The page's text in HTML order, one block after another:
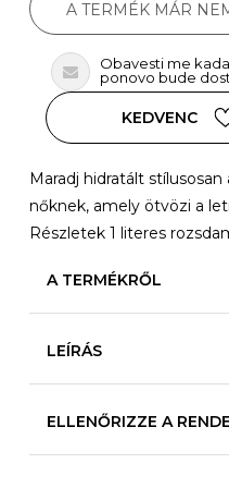
A TERMÉK MÁR
Obavesti me
ponovo bude
KEDVENC
Maradj hidratált
nőknek, amely ötvözi a
Részletek 1 literes
A TERMÉKRŐL
LEÍRÁS
ELLENŐRIZZE A